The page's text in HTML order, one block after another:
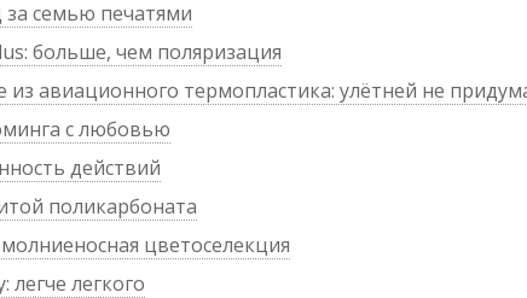
за семью печатями
больше, чем поляризация
авиационного термопластика: улётней не
с любовью
действий
поликарбоната
цветоселекция
легкого